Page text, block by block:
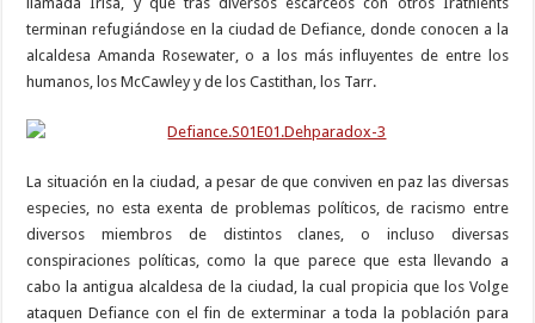
terminan refugiándose en la ciudad de Defiance, donde conocen a la
alcaldesa Amanda Rosewater, o a los más influyentes de entre los
humanos, los McCawley y de los Castithan, los Tarr.
La situación en la ciudad, a pesar de que conviven en paz las diversas
especies, no esta exenta de problemas políticos, de racismo entre
diversos miembros de distintos clanes, o incluso diversas
conspiraciones políticas, como la que parece que esta llevando a
cabo la antigua alcaldesa de la ciudad, la cual propicia que los Volge
ataquen Defiance con el fin de exterminar a toda la población para